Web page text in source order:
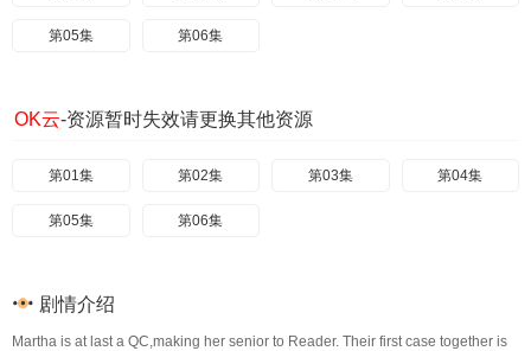
第05集 第06集
OK云-资源暂时失效请更换其他资源
第01集 第02集 第03集 第04集
第05集 第06集
剧情介绍
Martha is at last a QC,making her senior to Reader. Their first case together is